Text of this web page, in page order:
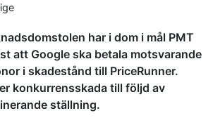
har i dom i mål PMT
att Google ska betala motsvarande
i skadestånd till PriceRunner.
konkurrensskada till följd av
ställning.